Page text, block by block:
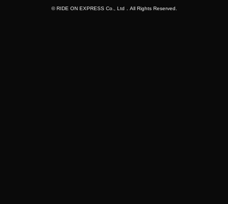
© RIDE ON EXPRESS Co., Ltd．All Rights Reserved.